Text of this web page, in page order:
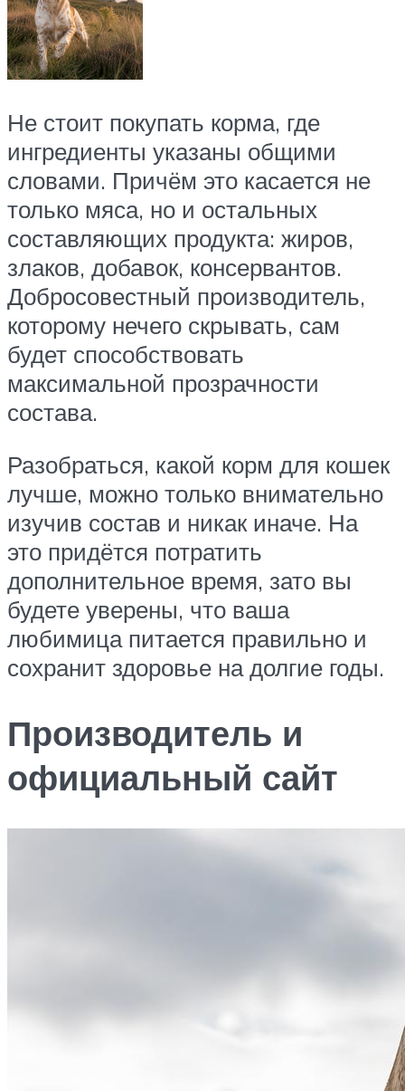
Не стоит покупать корма, где
ингредиенты указаны общими
словами. Причём это касается не
только мяса, но и остальных
составляющих продукта: жиров,
злаков, добавок, консервантов.
Добросовестный производитель,
которому нечего скрывать, сам
будет способствовать
максимальной прозрачности
состава.
Разобраться, какой корм для кошек
лучше, можно только внимательно
изучив состав и никак иначе. На
это придётся потратить
дополнительное время, зато вы
будете уверены, что ваша
любимица питается правильно и
сохранит здоровье на долгие годы.
Производитель и
официальный сайт